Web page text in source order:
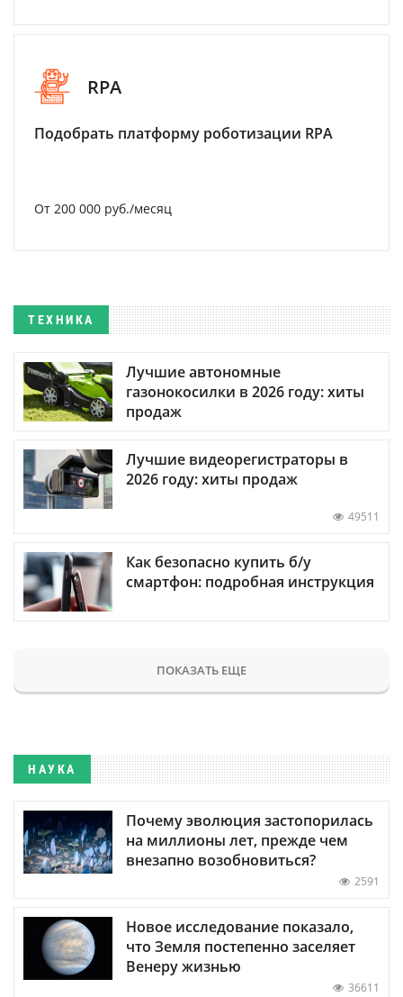
RPA
Подобрать платформу роботизации RPA
От 200 000 руб./месяц
ТЕХНИКА
Лучшие автономные
газонокосилки в 2026 году: хиты
продаж
Лучшие видеорегистраторы в
2026 году: хиты продаж
49511
Как безопасно купить б/у
смартфон: подробная инструкция
ПОКАЗАТЬ ЕЩЕ
НАУКА
Почему эволюция застопорилась
на миллионы лет, прежде чем
внезапно возобновиться?
2591
Новое исследование показало,
что Земля постепенно заселяет
Венеру жизнью
36611